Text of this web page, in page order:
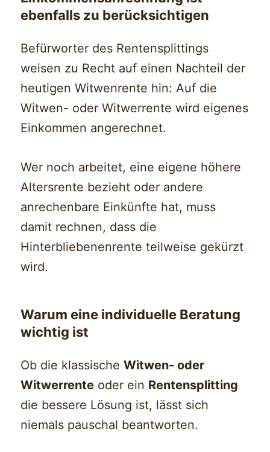
ebenfalls zu berücksichtigen
Befürworter des Rentensplittings
weisen zu Recht auf einen Nachteil der
heutigen Witwenrente hin: Auf die
Witwen- oder Witwerrente wird eigenes
Einkommen angerechnet.
Wer noch arbeitet, eine eigene höhere
Altersrente bezieht oder andere
anrechenbare Einkünfte hat, muss
damit rechnen, dass die
Hinterbliebenenrente teilweise gekürzt
wird.
Warum eine individuelle Beratung
wichtig ist
Ob die klassischeWitwen- oder
Witwerrente oder ein Rentensplitting
die bessere Lösung ist, lässt sich
niemals pauschal beantworten.